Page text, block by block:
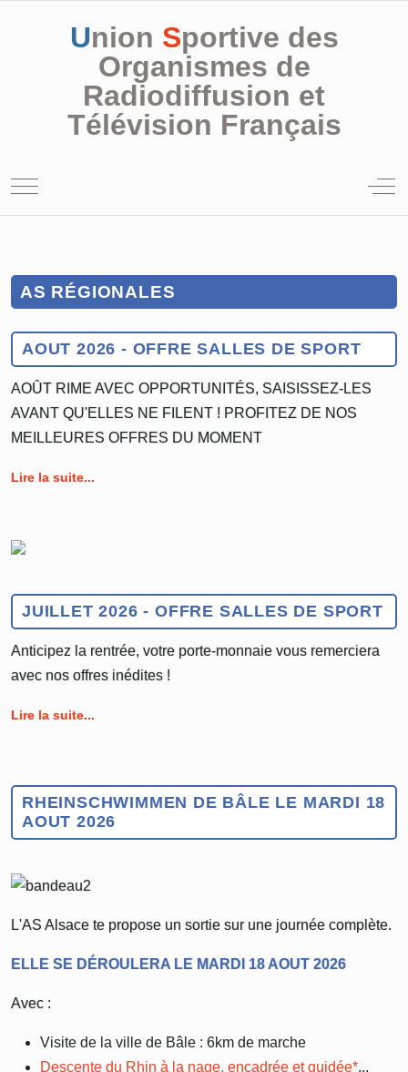
Union Sportive des
Organismes de
Radiodiffusion et
Télévision Français
Mobile Menu Toggle Off-
AS RÉGIONALES
AOUT 2026 - OFFRE SALLES DE SPORT
AOÛT RIME AVEC OPPORTUNITÉS, SAISISSEZ-LES
AVANT QU'ELLES NE FILENT ! PROFITEZ DE NOS
MEILLEURES OFFRES DU MOMENT
Lire la suite...
JUILLET 2026 - OFFRE SALLES DE SPORT
Anticipez la rentrée, votre porte-monnaie vous remerciera
avec nos offres inédites !
Lire la suite...
RHEINSCHWIMMEN DE BÂLE LE MARDI 18
AOUT 2026
L'AS Alsace te propose un sortie sur une journée complète.
ELLE SE DÉROULERA LE MARDI 18 AOUT 2026
Avec :
Visite de la ville de Bâle : 6km de marche
Descente du Rhin à la nage, encadrée et guidée*...